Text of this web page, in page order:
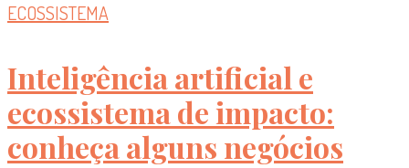
ECOSSISTEMA
Inteligência artificial e
ecossistema de impacto:
conheça alguns negócios